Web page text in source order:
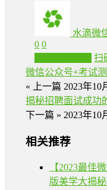
水滴微
0 0
扫
微信公众号+考试
« 上一篇 2023年10
揭秘招聘面试成功
下一篇 » 2023年10
相关推荐
【2023最佳
版美学大揭秘